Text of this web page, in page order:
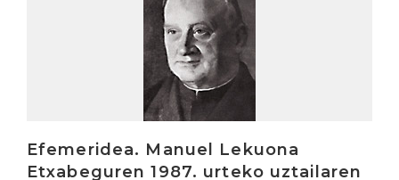
Efemeridea. Manuel Lekuona
Etxabeguren 1987. urteko uztailaren